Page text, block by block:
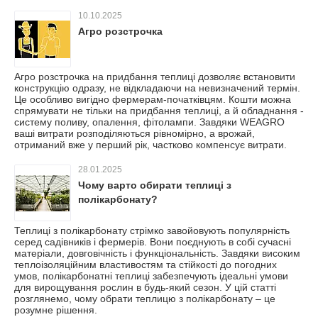
10.10.2025
Агро розстрочка
Агро розстрочка на придбання теплиці дозволяє встановити
конструкцію одразу, не відкладаючи на невизначений термін.
Це особливо вигідно фермерам-початківцям. Кошти можна
спрямувати не тільки на придбання теплиці, а й обладнання -
систему поливу, опалення, фітолампи. Завдяки WEAGRO
ваші витрати розподіляються рівномірно, а врожай,
отриманий вже у перший рік, частково компенсує витрати.
28.01.2025
Чому варто обирати теплиці з
полікарбонату?
Теплиці з полікарбонату стрімко завойовують популярність
серед садівників і фермерів. Вони поєднують в собі сучасні
матеріали, довговічність і функціональність. Завдяки високим
теплоізоляційним властивостям та стійкості до погодних
умов, полікарбонатні теплиці забезпечують ідеальні умови
для вирощування рослин в будь-який сезон. У цій статті
розглянемо, чому обрати теплицю з полікарбонату – це
розумне рішення.